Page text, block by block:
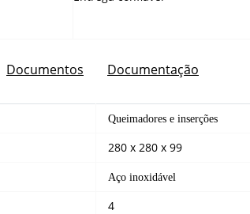
Documentos Documentação
Queimadores e inserções
280 x 280 x 99
Aço inoxidável
4